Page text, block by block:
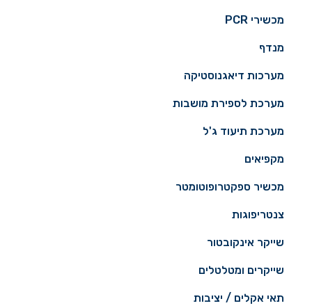
מכשירי PCR
מנדף
מערכות דיאגנוסטיקה
מערכת לספירת מושבות
מערכת תיעוד ג'ל
מקפיאים
מכשיר ספקטרופוטומטר
צנטריפוגות
שייקר אינקובטור
שייקרים ומטלטלים
תאי אקלים / יציבות